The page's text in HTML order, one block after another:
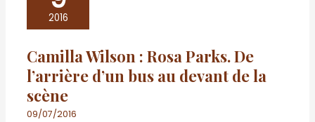
2016
Camilla Wilson : Rosa Parks. De
l’arrière d’un bus au devant de la
scène
09/07/2016
Parks.
De
l’arrière
d’un